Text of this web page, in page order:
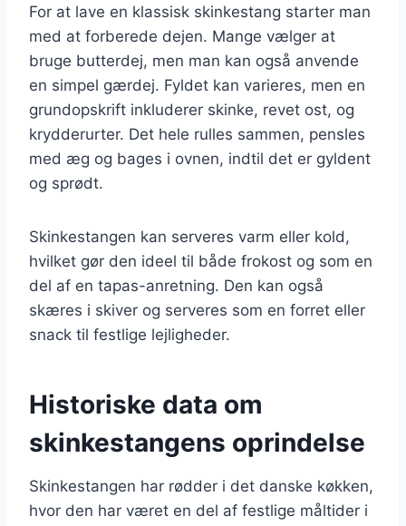
For at lave en klassisk skinkestang starter man
med at forberede dejen. Mange vælger at
bruge butterdej, men man kan også anvende
en simpel gærdej. Fyldet kan varieres, men en
grundopskrift inkluderer skinke, revet ost, og
krydderurter. Det hele rulles sammen, pensles
med æg og bages i ovnen, indtil det er gyldent
og sprødt.
Skinkestangen kan serveres varm eller kold,
hvilket gør den ideel til både frokost og som en
del af en tapas-anretning. Den kan også
skæres i skiver og serveres som en forret eller
snack til festlige lejligheder.
Historiske data om
skinkestangens oprindelse
Skinkestangen har rødder i det danske køkken,
hvor den har været en del af festlige måltider i